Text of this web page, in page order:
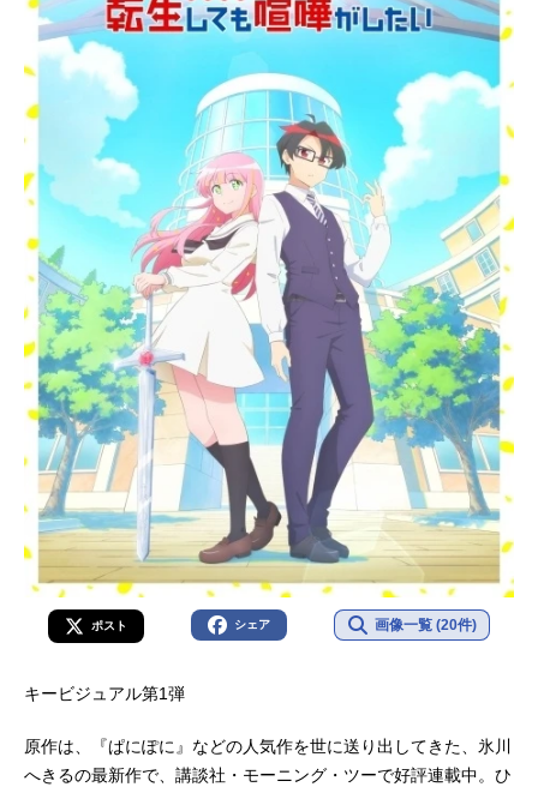
ポスト シェア 画像一覧 (20件)
キービジュアル第1弾
原作は、『ぱにぽに』などの人気作を世に送り出してきた、氷川
へきるの最新作で、講談社・モーニング・ツーで好評連載中。ひ